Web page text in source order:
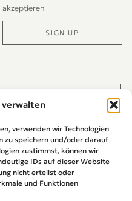
verwalten
verwenden wir Technologien
zu speichern und/oder darauf
zustimmst, können wir
IDs auf dieser Website
nicht erteilst oder
und Funktionen
akzeptieren
SIGN UP